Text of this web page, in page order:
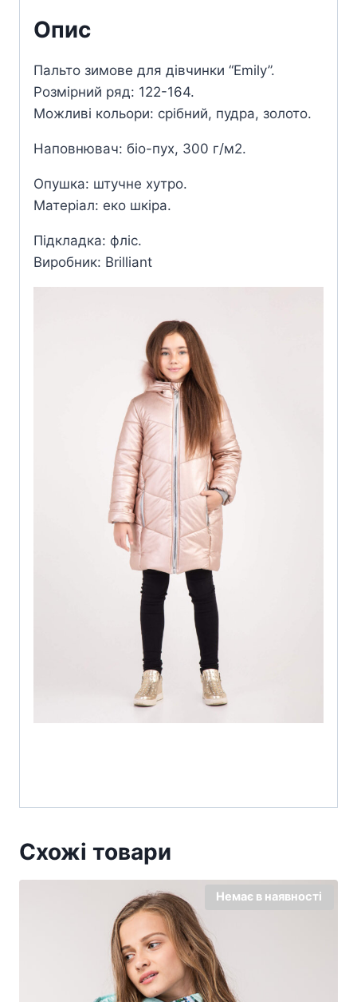
Опис
Пальто зимове для дівчинки “Emily”.
Розмірний ряд: 122-164.
Можливі кольори: срібний, пудра, золото.
Наповнювач: біо-пух, 300 г/м2.
Опушка: штучне хутро.
Матеріал: еко шкіра.
Підкладка: фліс.
Виробник: Brilliant
Схожі товари
Немає в наявності